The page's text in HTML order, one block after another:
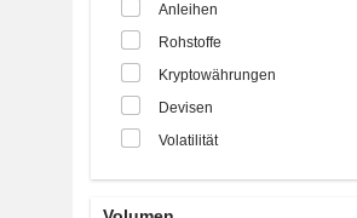
Anleihen
Rohstoffe
Kryptowährungen
Devisen
Volatilität